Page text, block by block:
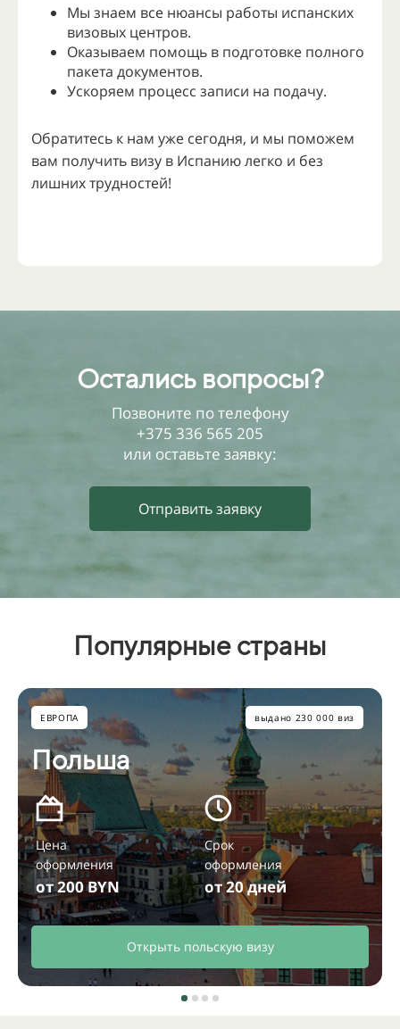
Мы знаем все нюансы работы испанских
визовых центров.
Оказываем помощь в подготовке полного
пакета документов.
Ускоряем процесс записи на подачу.
Обратитесь к нам уже сегодня, и мы поможем
вам получить визу в Испанию легко и без
лишних трудностей!
Остались вопросы?
Позвоните по телефону
+375 336 565 205
или оставьте заявку:
Отправить заявку
Популярные страны
ЕВРОПА выдано 230 000 виз
Польша
Цена
оформления
от 200 BYN
Срок
оформления
от 20 дней
Открыть польскую визу